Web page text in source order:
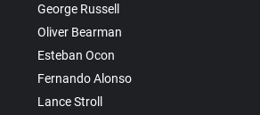
George Russell
Oliver Bearman
Esteban Ocon
Fernando Alonso
Lance Stroll